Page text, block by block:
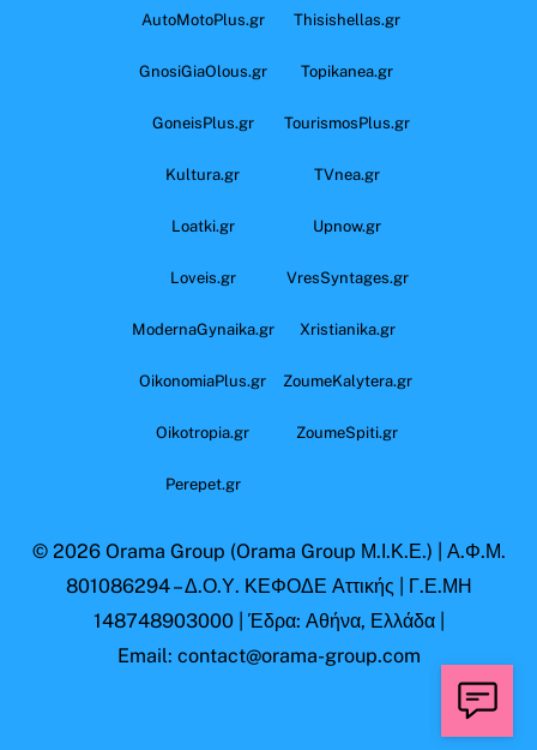
AutoMotoPlus.gr Thisishellas.gr
GnosiGiaOlous.gr Topikanea.gr
GoneisPlus.gr TourismosPlus.gr
Kultura.gr TVnea.gr
Loatki.gr Upnow.gr
Loveis.gr VresSyntages.gr
ModernaGynaika.gr Xristianika.gr
OikonomiaPlus.gr ZoumeKalytera.gr
Oikotropia.gr ZoumeSpiti.gr
Perepet.gr
© 2026 Orama Group (Orama Group Μ.Ι.Κ.Ε.) | Α.Φ.Μ.
801086294 – Δ.Ο.Υ. ΚΕΦΟΔΕ Αττικής | Γ.Ε.ΜΗ
148748903000 | Έδρα: Αθήνα, Ελλάδα |
Email: contact@orama-group.com